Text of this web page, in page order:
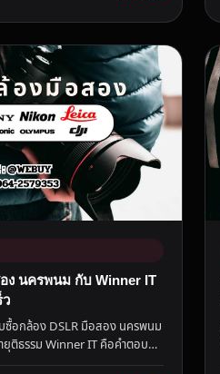
ง นครพนม กับ Winner IT
ซื้อกล้อง DSLR มือสอง นครพนม
ายุติธรรม Winner IT คือคำตอบที่